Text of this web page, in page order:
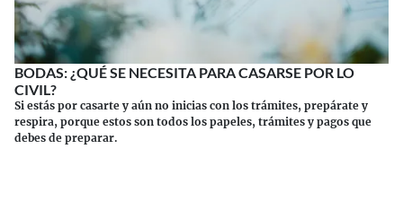
BODAS: ¿QUÉ SE NECESITA PARA CASARSE POR LO
CIVIL?
Si estás por casarte y aún no inicias con los trámites, prepárate y
respira, porque estos son todos los papeles, trámites y pagos que
debes de preparar.